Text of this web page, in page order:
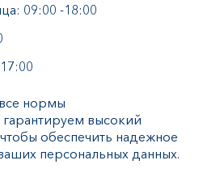
09:00 -18:00
нормы
высокий
обеспечить надежное
персональных данных.